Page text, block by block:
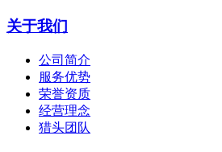
关于我们
公司简介
服务优势
荣誉资质
经营理念
猎头团队